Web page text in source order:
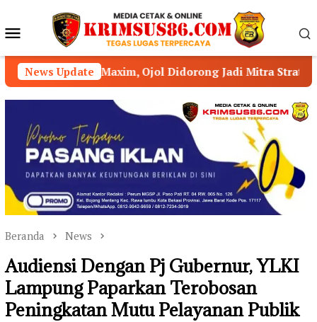
konten Menu
Mobile
News Update
Ojol Didorong Jadi Mitra Strategis Kamtibmas
Beranda News
Audiensi Dengan Pj Gubernur, YLKI
Lampung Paparkan Terobosan
Peningkatan Mutu Pelayanan Publik